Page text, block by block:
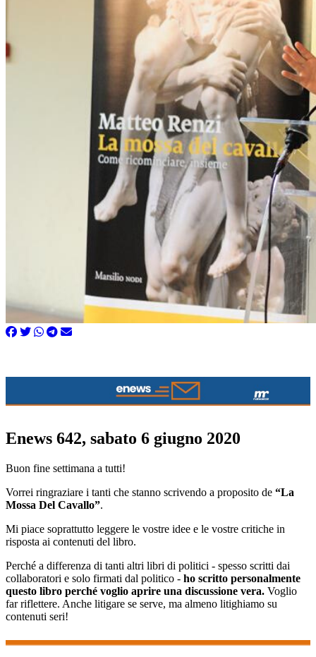
Enews 642, sabato 6 giugno 2020
Buon fine settimana a tutti!
Vorrei ringraziare i tanti che stanno scrivendo a proposito de “La
Mossa Del Cavallo”.
Mi piace soprattutto leggere le vostre idee e le vostre critiche in
risposta ai contenuti del libro.
Perché a differenza di tanti altri libri di politici - spesso scritti dai
collaboratori e solo firmati dal politico - ho scritto personalmente
questo libro perché voglio aprire una discussione vera. Voglio
far riflettere. Anche litigare se serve, ma almeno litighiamo su
contenuti seri!